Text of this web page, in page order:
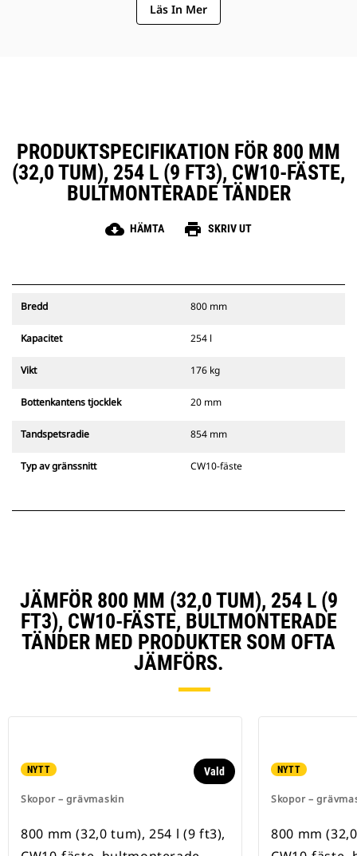
Läs In Mer
PRODUKTSPECIFIKATION FÖR 800 MM
(32,0 TUM), 254 L (9 FT3), CW10-FÄSTE,
BULTMONTERADE TÄNDER
cloud_download HÄMTA print SKRIV UT
Bredd 800 mm
Kapacitet 254 l
Vikt 176 kg
Bottenkantens tjocklek 20 mm
Tandspetsradie 854 mm
Typ av gränssnitt CW10-fäste
JÄMFÖR 800 MM (32,0 TUM), 254 L (9
FT3), CW10-FÄSTE, BULTMONTERADE
TÄNDER MED PRODUKTER SOM OFTA
JÄMFÖRS.
NYTT
Skopor – grävmaskin
Vald
800 mm (32,0 tum), 254 l (9 ft3),
NYTT
Skopor –
800 mm